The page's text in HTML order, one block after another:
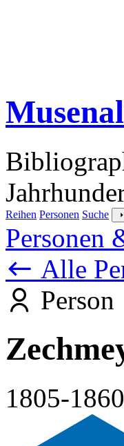
Reihen Personen Suche
Personen
Alle
Person
1805-1860